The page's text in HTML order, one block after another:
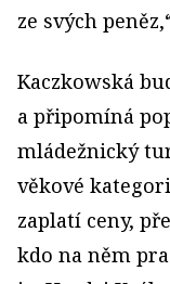
ze svých
Kaczkowská
a připomíná
mládežnický
věkové
zaplatí ceny,
kdo na něm